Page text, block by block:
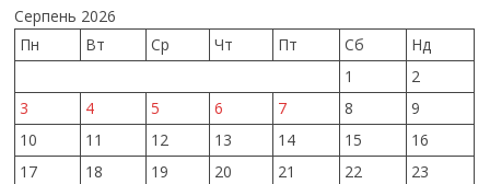
Серпень 2026
Пн
Вт Ср Чт Пт Сб
Нд
1
2
3
4 5 6 7 8
9
10
11 12 13 14 15
16
17
18 19 20 21 22
23